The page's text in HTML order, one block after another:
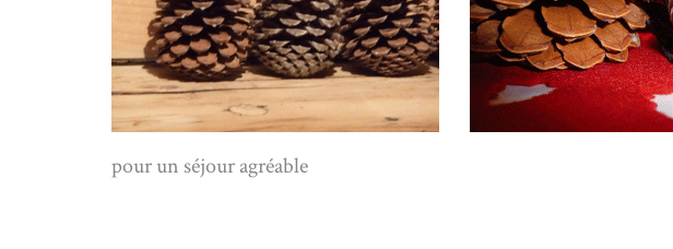
pour un séjour agréable